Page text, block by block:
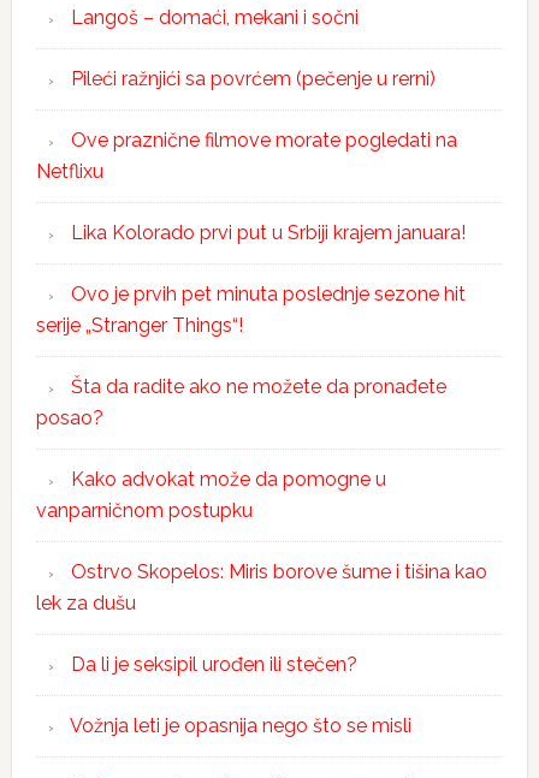
Langoš – domaći, mekani i sočni
Pileći ražnjići sa povrćem (pečenje u rerni)
Ove praznične filmove morate pogledati na
Netflixu
Lika Kolorado prvi put u Srbiji krajem januara!
Ovo je prvih pet minuta poslednje sezone hit
serije „Stranger Things“!
Šta da radite ako ne možete da pronađete
posao?
Kako advokat može da pomogne u
vanparničnom postupku
Ostrvo Skopelos: Miris borove šume i tišina kao
lek za dušu
Da li je seksipil urođen ili stečen?
Vožnja leti je opasnija nego što se misli